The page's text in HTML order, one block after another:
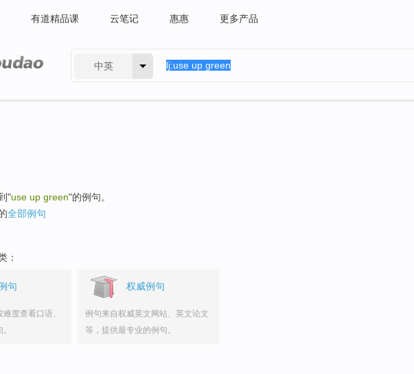
有道精品课 云笔记 惠惠 更多产品
中英
"use up green"的例句。
全部例句
：
句
度查看口语、
权威例句
例句来自权威英文网站、英文论文
等，提供最专业的例句。